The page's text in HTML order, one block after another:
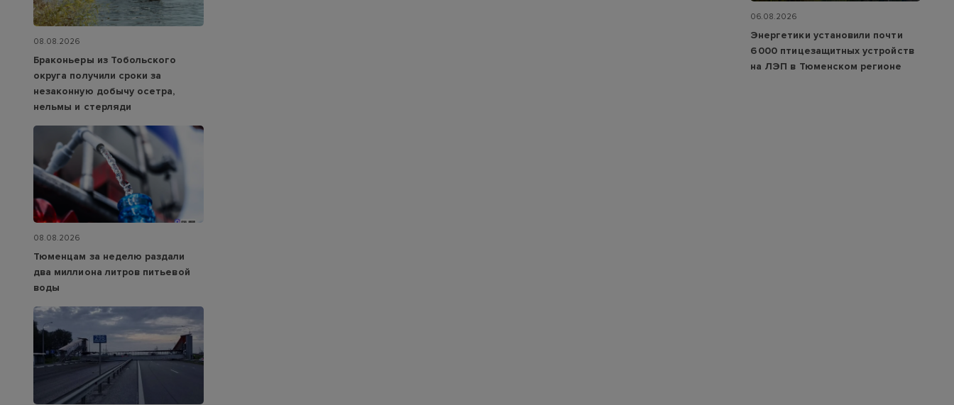
08.08.2026
Браконьеры из Тобольского
округа получили сроки за
незаконную добычу осетра,
нельмы и стерляди
08.08.2026
Тюменцам за неделю раздали
два миллиона литров питьевой
воды
06.08.2026
Энергетики установили почти
6 000 птицезащитных устройств
на ЛЭП в Тюменском регионе